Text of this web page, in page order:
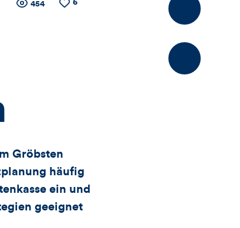
Zähler
und
Kommentare
dieses
Anzahl
454
Anzahl
6
Gröbsten
häufig
ein und
geeignet